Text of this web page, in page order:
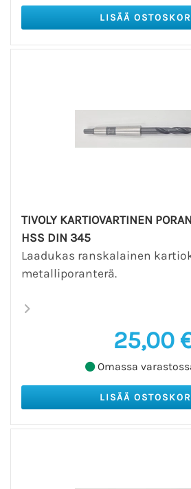
TIVOLY KARTIOVARTINEN
HSS DIN 345
Laadukas ranskalainen
metalliporanterä.
25,00
Omassa